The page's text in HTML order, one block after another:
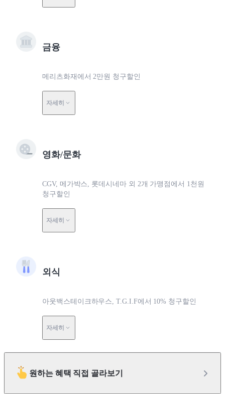
금융
메리츠화재에서 2만원 청구할인
자세히
영화/문화
CGV, 메가박스, 롯데시네마 외 2개 가맹점에서 1천원
청구할인
자세히
외식
아웃백스테이크하우스, T.G.I.F에서 10% 청구할인
자세히
원하는 혜택 직접 골라보기